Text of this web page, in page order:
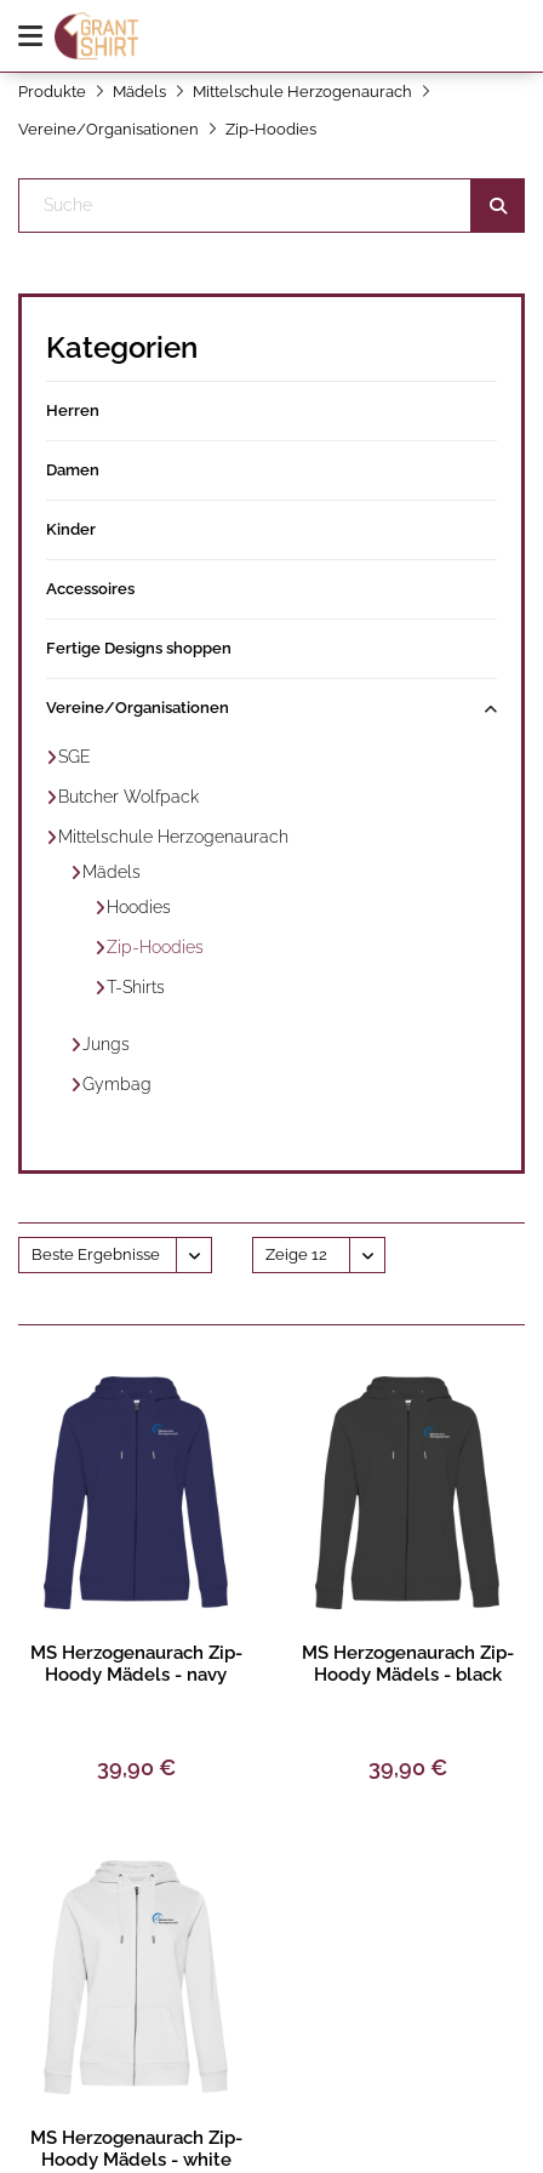
Produkte Mädels Mittelschule Herzogenaurach
Vereine/Organisationen Zip-Hoodies
Kategorien
Herren
Damen
Kinder
Accessoires
Fertige Designs shoppen
Vereine/Organisationen
SGE
Butcher Wolfpack
Mittelschule Herzogenaurach
Mädels
Hoodies
Zip-Hoodies
T-Shirts
Jungs
Gymbag
Produktbeschreibung
MS Herzogenaurach Zip-
Hoody Mädels - navy
39,90 €
Produktbeschreibung
MS Herzogenaurach Zip-
Hoody Mädels - black
39,90 €
Produktbeschreibung
MS Herzogenaurach Zip-
Hoody Mädels - white